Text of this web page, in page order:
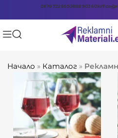
0878 722 8650888 903 601
Начало » Каталог »